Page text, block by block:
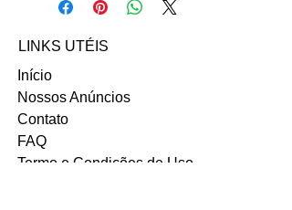
coelho no contato abaixo:
Email: viti-coelho@hotmail.com
INSTAGRAM
LINKS UTÉIS
Início
Nossos Anúncios
Contato
FAQ
Termo e Condições de Uso